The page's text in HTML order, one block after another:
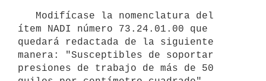
ítem NADI número 73.24.01.00 que
quedará redactada de la siguiente
manera: "Susceptibles de soportar
presiones de trabajo de más de 50